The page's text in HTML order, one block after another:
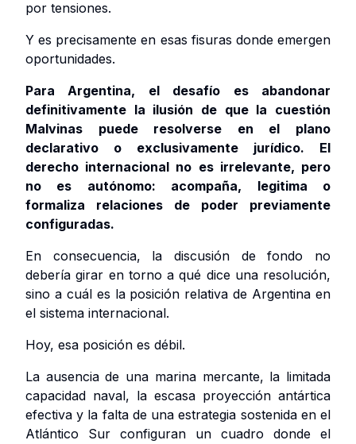
por tensiones.
Y es precisamente en esas fisuras donde emergen
oportunidades.
Para Argentina, el desafío es abandonar
definitivamente la ilusión de que la cuestión
Malvinas puede resolverse en el plano
declarativo o exclusivamente jurídico. El
derecho internacional no es irrelevante, pero
no es autónomo: acompaña, legitima o
formaliza relaciones de poder previamente
configuradas.
En consecuencia, la discusión de fondo no
debería girar en torno a qué dice una resolución,
sino a cuál es la posición relativa de Argentina en
el sistema internacional.
Hoy, esa posición es débil.
La ausencia de una marina mercante, la limitada
capacidad naval, la escasa proyección antártica
efectiva y la falta de una estrategia sostenida en el
Atlántico Sur configuran un cuadro donde el